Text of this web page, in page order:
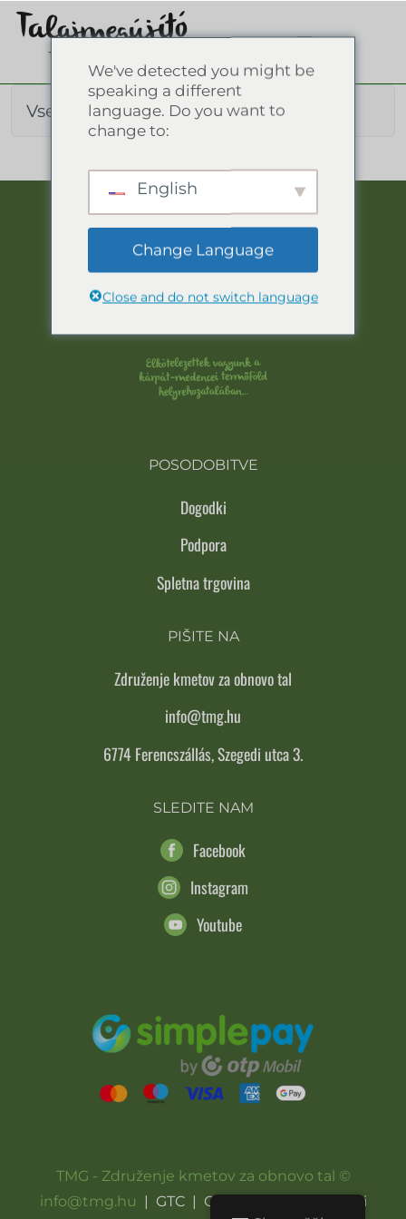
Vsebina ni bila najdena.
POSODOBITVE
Dogodki
Podpora
Spletna trgovina
PIŠITE NA
Združenje kmetov za obnovo tal
info@tmg.hu
6774 Ferencszállás, Szegedi utca 3.
SLEDITE NAM
Facebook
Instagram
Youtube
TMG - Združenje kmetov za obnovo tal ©
info@tmg.hu
GTC Obvestilo o zasebnosti
We've detected you might be
speaking a different
language. Do you want to
change to:
English
Change Language
Close and do not switch language